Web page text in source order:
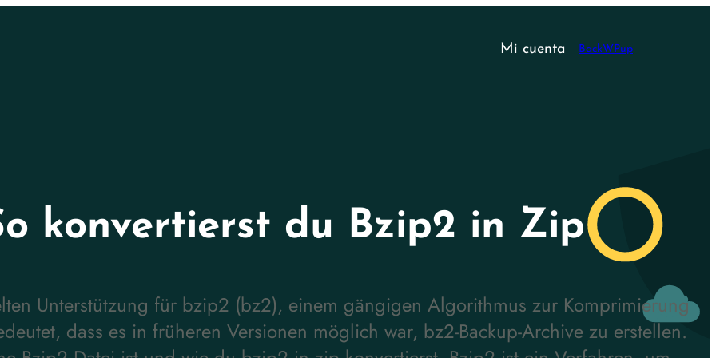
Mi cuenta BackWPup
konvertierst du Bzip2 in Zip
Unterstützung für bzip2 (bz2), einem gängigen Algorithmus zur Komprimierung
dass es in früheren Versionen möglich war, bz2-Backup-Archive zu erstellen.